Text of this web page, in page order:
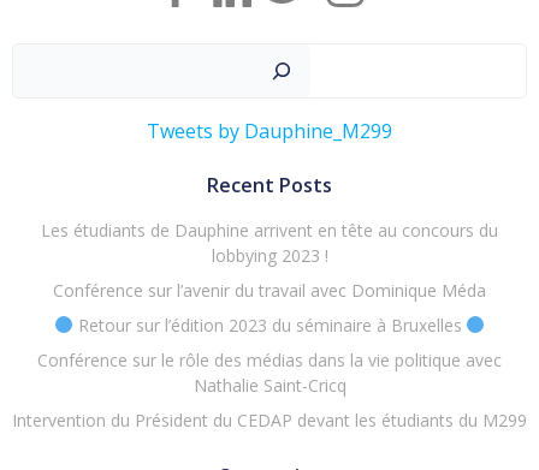
Tweets by Dauphine_M299
Recent Posts
Les étudiants de Dauphine arrivent en tête au concours du
lobbying 2023 !
Conférence sur l’avenir du travail avec Dominique Méda
Retour sur l’édition 2023 du séminaire à Bruxelles
Conférence sur le rôle des médias dans la vie politique avec
Nathalie Saint-Cricq
Intervention du Président du CEDAP devant les étudiants du M299